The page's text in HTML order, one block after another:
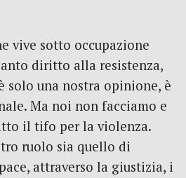
vive sotto occupazione
diritto alla resistenza,
solo una nostra opinione, è
Ma noi non facciamo e
il tifo per la violenza.
ruolo sia quello di
attraverso la giustizia, i